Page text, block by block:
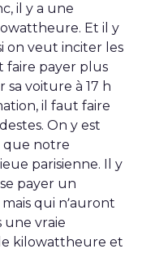
il y a une
Et il y
on veut inciter les
faire payer plus
voiture à 17 h
il faut faire
On y est
que notre
parisienne. Il y
payer un
qui n’auront
une vraie
kilowattheure et